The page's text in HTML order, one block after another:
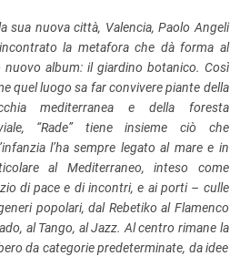
sua nuova città, Valencia, Paolo Angeli
la metafora che dà forma al
nuovo album: il giardino botanico. Così
quel luogo sa far convivere piante della
mediterranea e della foresta
“Rade” tiene insieme ciò che
l’ha sempre legato al mare e in
al Mediterraneo, inteso come
di pace e di incontri, e ai porti – culle
popolari, dal Rebetiko al Flamenco
al Tango, al Jazz. Al centro rimane la
da categorie predeterminate, da idee